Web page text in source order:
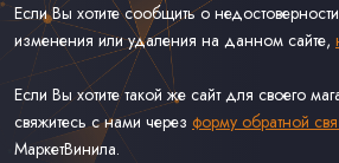
Если Вы хотите сообщить о
изменения или удаления на данном сайте,
Если Вы хотите такой же сайт для своего
свяжитесь с нами через форму обратной
МаркетВинила.